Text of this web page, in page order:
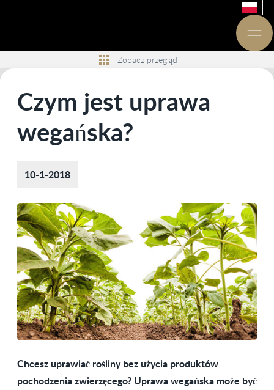
Zobacz przegląd
Czym jest uprawa
wegańska?
10-1-2018
Chcesz uprawiać rośliny bez użycia produktów
pochodzenia zwierzęcego? Uprawa wegańska może być